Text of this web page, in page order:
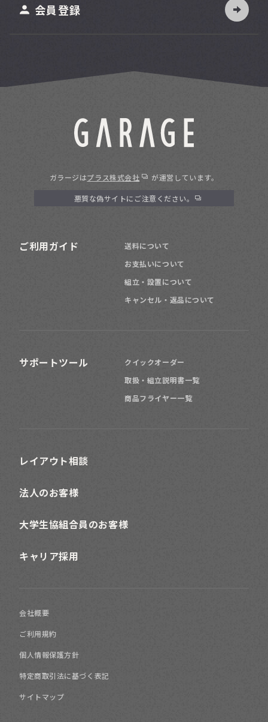
会員登録
ガラージはプラス株式会社 が運営しています。
悪質な偽サイトにご注意ください。
ご利用ガイド
送料について
お支払いについて
組立・設置について
キャンセル・返品について
サポートツール
クイックオーダー
取扱・組立説明書一覧
商品フライヤー一覧
レイアウト相談
法人のお客様
大学生協組合員のお客様
キャリア採用
会社概要
ご利用規約
個人情報保護方針
特定商取引法に基づく表記
サイトマップ